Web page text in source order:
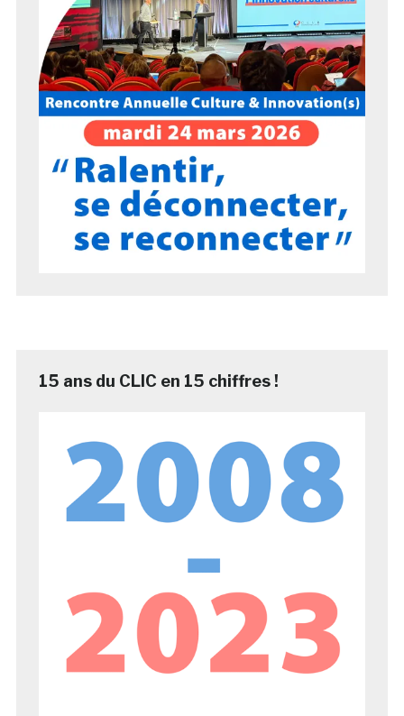
15 ans du CLIC en 15 chiffres !